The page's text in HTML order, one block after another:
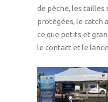
de pêche, les tailles
protégées, le catch
ce que petits et
le contact et le